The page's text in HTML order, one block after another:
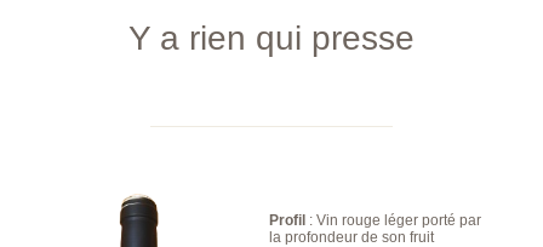
Y a rien qui presse
Profil: Vin rouge léger porté par
la profondeur de son fruit